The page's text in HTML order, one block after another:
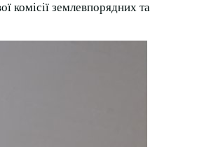
комісії землевпорядних та